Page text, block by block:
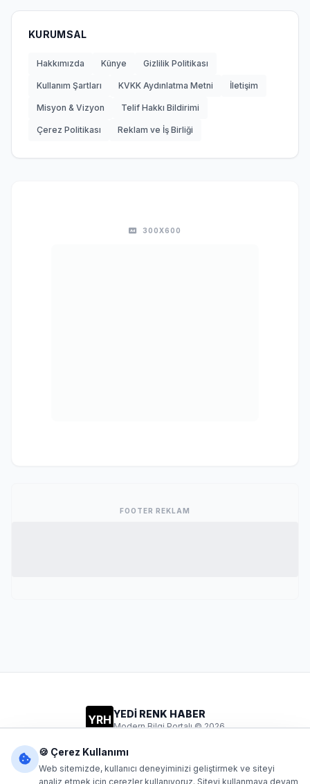
KURUMSAL
Hakkımızda Künye Gizlilik Politikası
Kullanım Şartları KVKK Aydınlatma Metni İletişim
Misyon & Vizyon Telif Hakkı Bildirimi
Çerez Politikası Reklam ve İş Birliği
300X600
FOOTER REKLAM
YRH YEDİ RENK HABER
Modern Bilgi Portalı © 2026
🍪 Çerez Kullanımı
Web sitemizde, kullanıcı deneyiminizi geliştirmek ve siteyi
analiz etmek için çerezler kullanıyoruz. Siteyi kullanmaya devam